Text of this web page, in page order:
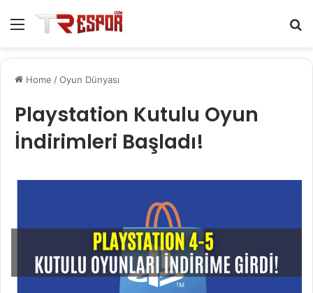
Home /Oyun Dünyası
Playstation Kutulu Oyun
İndirimleri Başladı!